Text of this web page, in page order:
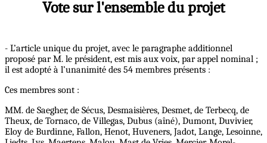
Vote sur l'ensemble du projet
- L’article unique du projet, avec le paragraphe additionnel
proposé par M. le président, est mis aux voix, par appel nominal ;
il est adopté à l’unanimité des 54 membres présents :
Ces membres sont :
MM. de Saegher, de Sécus, Desmaisières, Desmet, de Terbecq, de
Theux, de Tornaco, de Villegas, Dubus (aîné), Dumont, Duvivier,
Eloy de Burdinne, Fallon, Henot, Huveners, Jadot, Lange, Lesoinne,